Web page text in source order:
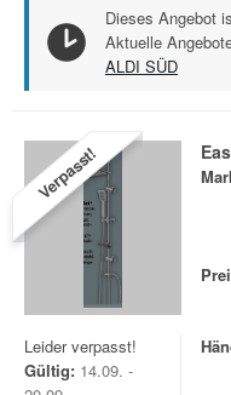
Dieses Angebot
Aktuelle
ALDI SÜD
Verpasst!
Leider verpasst!
Gültig: 14.09. -